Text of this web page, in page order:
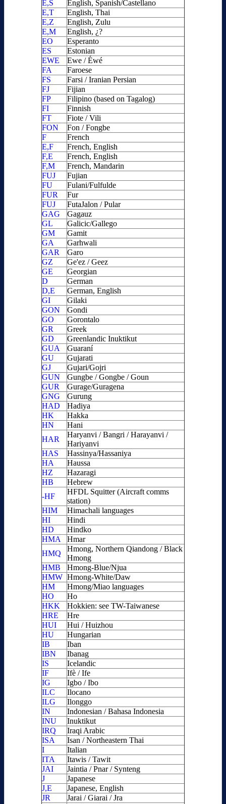
E,S
English, Spanish/Castellano
E,T
English, Thai
E,Z
English, Zulu
E,M
English, ¿?
EO
Esperanto
ES
Estonian
EWE
Ewe / Éwé
FA
Faroese
FS
Farsi / Iranian Persian
FJ
Fijian
FP
Filipino (based on Tagalog)
FI
Finnish
FT
Fiote / Vili
FON
Fon / Fongbe
F
French
E,F
French, English
F,E
French, English
F,M
French, Mandarin
FUJ
Fujian
FU
Fulani/Fulfulde
FUR
Fur
FUJ
FutaJalon / Pular
GAG
Gagauz
GL
Galicic/Gallego
GM
Gamit
GA
Garhwali
GAR
Garo
GZ
Ge'ez / Geez
GE
Georgian
D
German
D,E
German, English
GI
Gilaki
GON
Gondi
GO
Gorontalo
GR
Greek
GD
Greenlandic Inuktikut
GUA
Guaraní
GU
Gujarati
GJ
Gujari/Gojri
GUN
Gungbe / Gongbe / Goun
GUR
Gurage/Guragena
GNG
Gurung
HAD
Hadiya
HK
Hakka
HN
Hani
HAR
Haryanvi / Bangri / Harayanvi /
Hariyanvi
HAS
Hassinya/Hassaniya
HA
Haussa
HZ
Hazaragi
HB
Hebrew
-HF
HFDL Squitter (Aircraft comms
station)
HIM
Himachali languages
HI
Hindi
HD
Hindko
HMA
Hmar
HMQ
Hmong, Northern Qiandong / Black
Hmong
HMB
Hmong-Blue/Njua
HMW Hmong-White/Daw
HM
Hmong/Miao languages
HO
Ho
HKK
Hokkien: see TW-Taiwanese
HRE
Hre
HUI
Hui / Huizhou
HU
Hungarian
IB
Iban
IBN
Ibanag
IS
Icelandic
IF
Ifè / Ife
IG
Igbo / Ibo
ILC
Ilocano
ILG
Ilonggo
IN
Indonesian / Bahasa Indonesia
INU
Inuktikut
IRQ
Iraqi Arabic
ISA
Isan / Northeastern Thai
I
Italian
ITA
Itawis / Tawit
JAI
Jaintia / Pnar / Synteng
J
Japanese
J,E
Japanese, English
JR
Jarai / Giarai / Jra